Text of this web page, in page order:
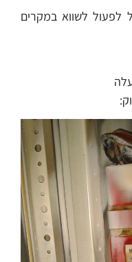
לפעול לשווא במקרים